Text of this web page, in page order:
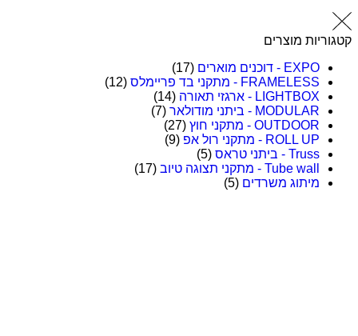
מוצרים
EXPO - דוכנים מוארים
(17)
FRAMELESS - מתקני בד פריימלס
(12)
LIGHTBOX - ארגזי תאורה
(14)
MODULAR - ביתני מודולאר
(7)
OUTDOOR - מתקני חוץ
(27)
ROLL UP - מתקני רול אפ
(9)
Truss - ביתני טראס
(5)
Tube wall - מתקני תצוגה טיוב
(17)
מיתוג משרדים (5)